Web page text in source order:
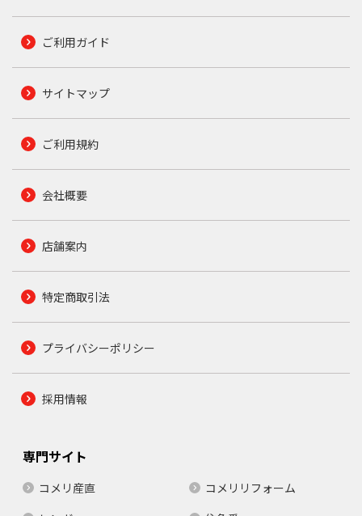
ご利用ガイド
サイトマップ
ご利用規約
会社概要
店舗案内
特定商取引法
プライバシーポリシー
採用情報
専門サイト
コメリ産直
コメリリフォーム